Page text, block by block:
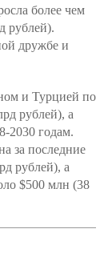
более чем
рублей).
дружбе и
и Турцией по
рублей), а
2030 годам.
за последние
рублей), а
$500 млн (38